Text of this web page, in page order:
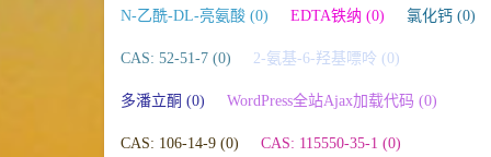
N-乙酰-DL-亮氨酸 (0) EDTA铁纳 (0) 氯化钙 (0)
CAS: 52-51-7 (0) 2-氨基-6-羟基嘌呤 (0)
多潘立酮 (0) WordPress全站Ajax加载代码 (0)
CAS: 106-14-9 (0) CAS: 115550-35-1 (0)